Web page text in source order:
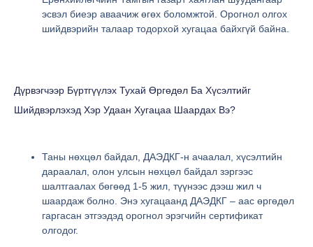
эсвэл биеэр аваачиж өгөх боломжтой. Орогнол олгох
шийдвэрийн талаар тодорхой хугацаа байхгүй байна.
Дүрвэгчээр Бүртгүүлэх Тухай Өргөдөл Ба Хүсэлтийг
Шийдвэрлэхэд Хэр Удаан Хугацаа Шаардах Вэ?
Таны нөхцөл байдал, ДАЭДКГ-н ачаалал, хүсэлтийн
дараалал, олон улсын нөхцөл байдал зэргээс
шалтгаалах бөгөөд 1-5 жил, түүнээс дээш жил ч
шаардаж болно. Энэ хугацаанд ДАЭДКГ – аас өргөдөл
гаргасан этгээдэд орогнол эрэгчийн сертификат
олгодог.